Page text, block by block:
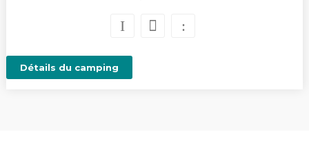
Détails du camping